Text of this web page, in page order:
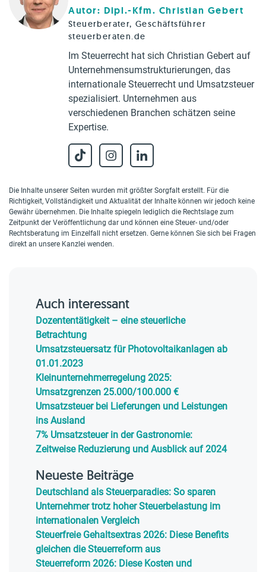
Autor: Dipl.-Kfm. Christian Gebert
Steuerberater, Geschäftsführer
steuerberaten.de
Im Steuerrecht hat sich Christian Gebert auf
Unternehmensumstrukturierungen, das
internationale Steuerrecht und Umsatzsteuer
spezialisiert. Unternehmen aus
verschiedenen Branchen schätzen seine
Expertise.
Die Inhalte unserer Seiten wurden mit größter Sorgfalt erstellt. Für die
Richtigkeit, Vollständigkeit und Aktualität der Inhalte können wir jedoch keine
Gewähr übernehmen. Die Inhalte spiegeln lediglich die Rechtslage zum
Zeitpunkt der Veröffentlichung dar und können eine Steuer- und/oder
Rechtsberatung im Einzelfall nicht ersetzen. Gerne können Sie sich bei Fragen
direkt an unsere Kanzlei wenden.
Auch interessant
Dozententätigkeit – eine steuerliche
Betrachtung
Umsatzsteuersatz für Photovoltaikanlagen ab
01.01.2023
Kleinunternehmerregelung 2025:
Umsatzgrenzen 25.000/100.000 €
Umsatzsteuer bei Lieferungen und Leistungen
ins Ausland
7% Umsatzsteuer in der Gastronomie:
Zeitweise Reduzierung und Ausblick auf 2024
Neueste Beiträge
Deutschland als Steuerparadies: So sparen
Unternehmer trotz hoher Steuerbelastung im
internationalen Vergleich
Steuerfreie Gehaltsextras 2026: Diese Benefits
gleichen die Steuerreform aus
Steuerreform 2026: Diese Kosten und